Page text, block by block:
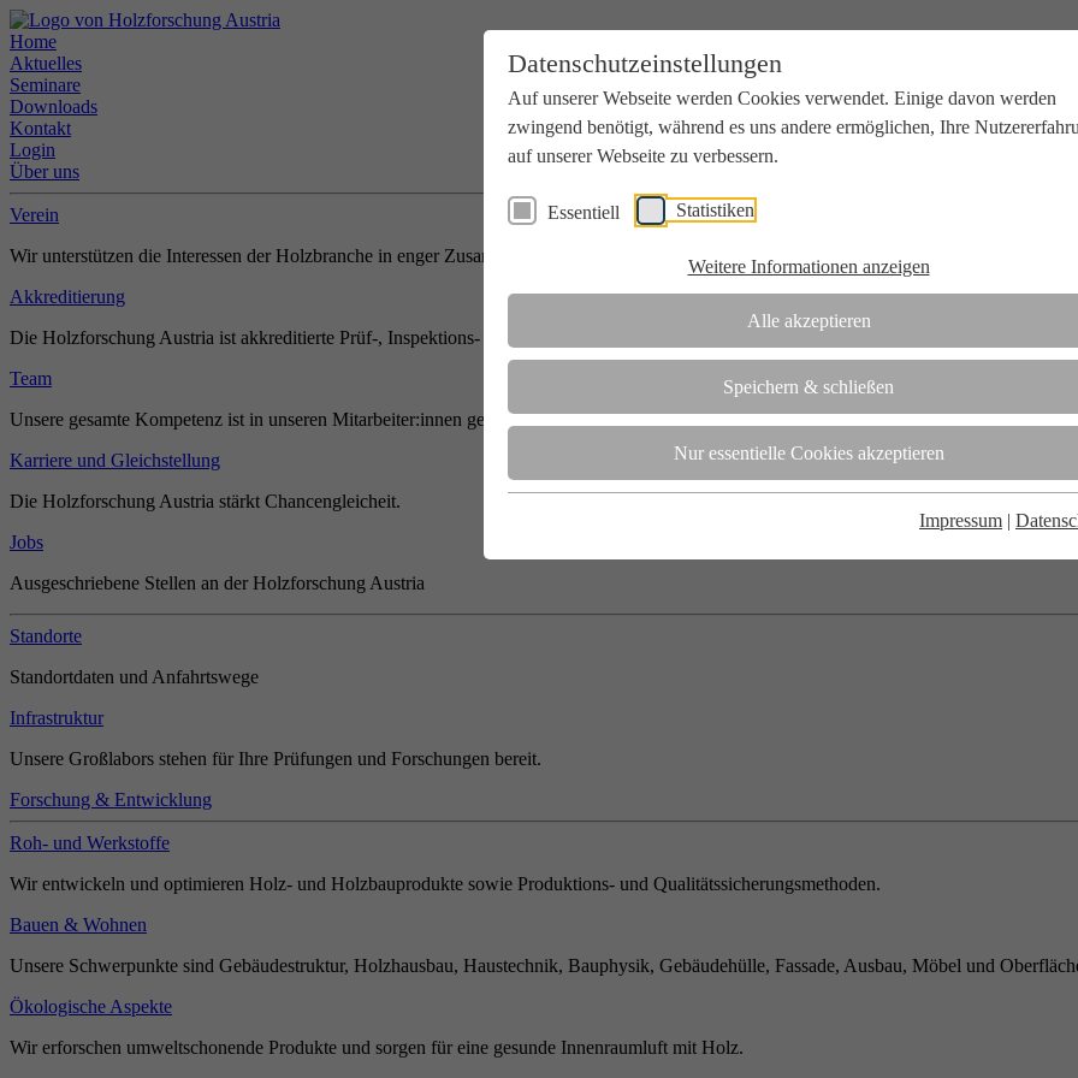
Datenschutzeinstellungen
Auf unserer Webseite werden Cookies verwendet. Einige davon werden
zwingend benötigt, während es uns andere ermöglichen, Ihre
auf unserer Webseite zu verbessern.
Essentiell Statistiken
Weitere Informationen anzeigen
Alle akzeptieren
Speichern & schließen
Nur essentielle Cookies akzeptieren
Impressum |
Home
Aktuelles
Seminare
Downloads
Kontakt
Login
Über uns
Verein
Wir unterstützen die Interessen der Holzbranche in enger Zusammenarbeit mit Wissenschaft und Wirtschaft.
Akkreditierung
Die Holzforschung Austria ist akkreditierte Prüf-, Inspektions- und Zertifizierungsstelle.
Team
Unsere gesamte Kompetenz ist in unseren Mitarbeiter:innen gebündelt
Karriere und Gleichstellung
Die Holzforschung Austria stärkt Chancengleicheit.
Jobs
Ausgeschriebene Stellen an der Holzforschung Austria
Standorte
Standortdaten und Anfahrtswege
Infrastruktur
Unsere Großlabors stehen für Ihre Prüfungen und Forschungen bereit.
Forschung & Entwicklung
Roh- und Werkstoffe
Wir entwickeln und optimieren Holz- und Holzbauprodukte sowie Produktions- und Qualitätssicherungsmethoden.
Bauen & Wohnen
Unsere Schwerpunkte sind Gebäudestruktur, Holzhausbau, Haustechnik, Bauphysik, Gebäudehülle, Fassade, Ausbau, Möbel und
Ökologische Aspekte
Wir erforschen umweltschonende Produkte und sorgen für eine gesunde Innenraumluft mit Holz.